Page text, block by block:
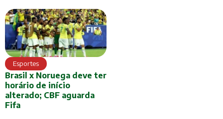
Esportes
Brasil x Noruega deve ter
horário de início
alterado; CBF aguarda
Fifa